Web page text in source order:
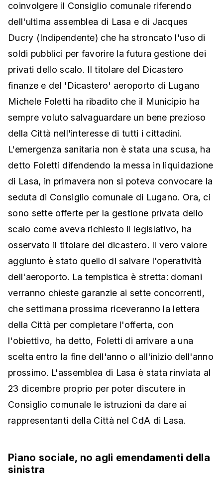
coinvolgere il Consiglio comunale riferendo
dell'ultima assemblea di Lasa e di Jacques
Ducry (Indipendente) che ha stroncato l'uso di
soldi pubblici per favorire la futura gestione dei
privati dello scalo. Il titolare del Dicastero
finanze e del 'Dicastero' aeroporto di Lugano
Michele Foletti ha ribadito che il Municipio ha
sempre voluto salvaguardare un bene prezioso
della Città nell'interesse di tutti i cittadini.
L'emergenza sanitaria non è stata una scusa, ha
detto Foletti difendendo la messa in liquidazione
di Lasa, in primavera non si poteva convocare la
seduta di Consiglio comunale di Lugano. Ora, ci
sono sette offerte per la gestione privata dello
scalo come aveva richiesto il legislativo, ha
osservato il titolare del dicastero. Il vero valore
aggiunto è stato quello di salvare l'operatività
dell'aeroporto. La tempistica è stretta: domani
verranno chieste garanzie ai sette concorrenti,
che settimana prossima riceveranno la lettera
della Città per completare l'offerta, con
l'obiettivo, ha detto, Foletti di arrivare a una
scelta entro la fine dell'anno o all'inizio dell'anno
prossimo. L'assemblea di Lasa è stata rinviata al
23 dicembre proprio per poter discutere in
Consiglio comunale le istruzioni da dare ai
rappresentanti della Città nel CdA di Lasa.
Piano sociale, no agli emendamenti della
sinistra